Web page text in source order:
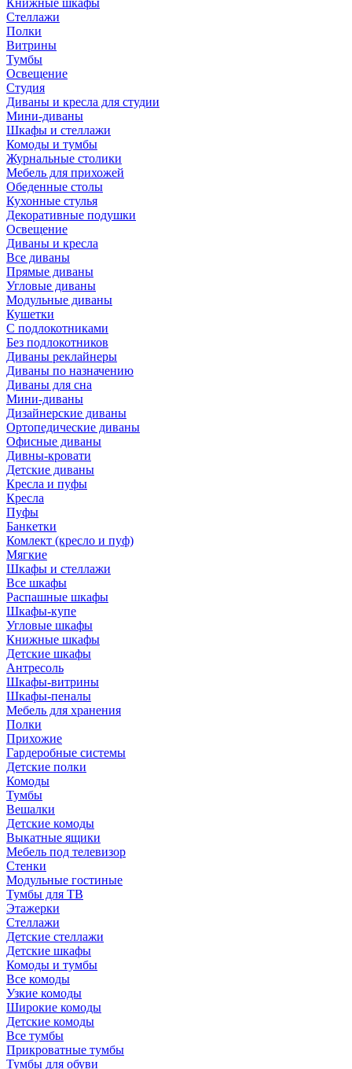
Книжные шкафы
Стеллажи
Полки
Витрины
Тумбы
Освещение
Студия
Диваны и кресла для студии
Мини-диваны
Шкафы и стеллажи
Комоды и тумбы
Журнальные столики
Мебель для прихожей
Обеденные столы
Кухонные стулья
Декоративные подушки
Освещение
Диваны и кресла
Все диваны
Прямые диваны
Угловые диваны
Модульные диваны
Кушетки
С подлокотниками
Без подлокотников
Диваны реклайнеры
Диваны по назначению
Диваны для сна
Мини-диваны
Дизайнерские диваны
Ортопедические диваны
Офисные диваны
Дивны-кровати
Детские диваны
Кресла и пуфы
Кресла
Пуфы
Банкетки
Комлект (кресло и пуф)
Мягкие
Шкафы и стеллажи
Все шкафы
Распашные шкафы
Шкафы-купе
Угловые шкафы
Книжные шкафы
Детские шкафы
Антресоль
Шкафы-витрины
Шкафы-пеналы
Мебель для хранения
Полки
Прихожие
Гардеробные системы
Детские полки
Комоды
Тумбы
Вешалки
Детские комоды
Выкатные ящики
Мебель под телевизор
Стенки
Модульные гостиные
Тумбы для ТВ
Этажерки
Стеллажи
Детские стеллажи
Детские шкафы
Комоды и тумбы
Все комоды
Узкие комоды
Широкие комоды
Детские комоды
Все тумбы
Прикроватные тумбы
Тумбы для обуви